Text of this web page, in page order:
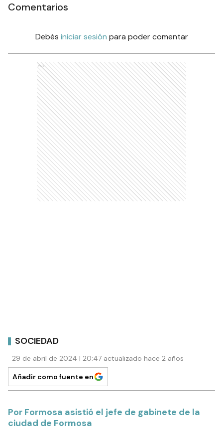
Comentarios
Debés iniciar sesión para poder comentar
Ads
SOCIEDAD
29 de abril de 2024 | 20:47 actualizado hace 2 años
Añadir como fuente en
Por Formosa asistió el jefe de gabinete de la
ciudad de Formosa